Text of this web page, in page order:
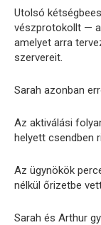
Utolsó
vészprotokollt —
amelyet arra
szervereit.
Sarah azonban
Az aktiválási
helyett csendben
Az ügynökök
nélkül őrizetbe
Sarah és Arthur